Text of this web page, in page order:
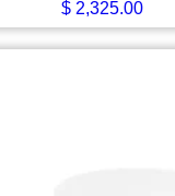
$2,325.00